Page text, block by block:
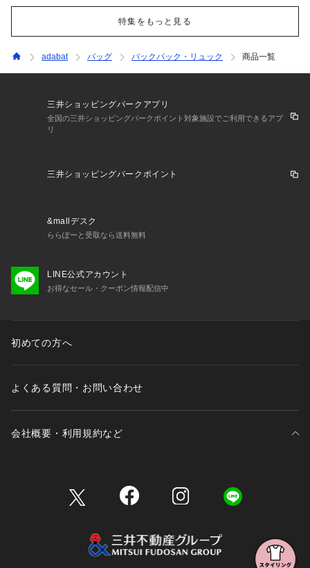
特集をもっと見る
adabat バッグ バックパック・リュック 商品一覧
三井ショッピングパークアプリ
全国の三井ショッピングパークポイント対象施設でご利用できるアプ
リ
三井ショッピングパークポイント
&mallデスク
ららぽーと受取なら送料無料
LINE公式アカウント
お得なセール・クーポン情報配信中
初めての方へ
よくある質問・お問い合わせ
会社概要・利用規約など